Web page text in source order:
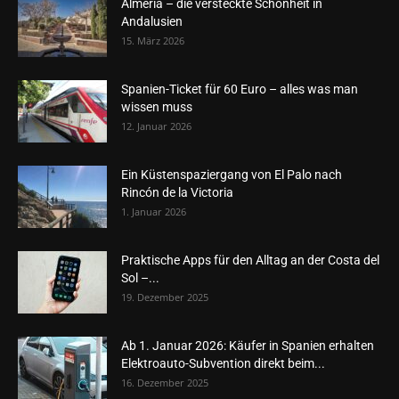
Almería – die versteckte Schönheit in
Andalusien
15. März 2026
Spanien-Ticket für 60 Euro – alles was man
wissen muss
12. Januar 2026
Ein Küstenspaziergang von El Palo nach
Rincón de la Victoria
1. Januar 2026
Praktische Apps für den Alltag an der Costa del
Sol –...
19. Dezember 2025
Ab 1. Januar 2026: Käufer in Spanien erhalten
Elektroauto-Subvention direkt beim...
16. Dezember 2025